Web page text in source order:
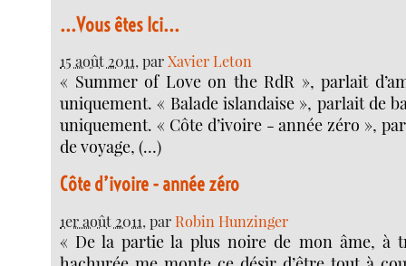
...Vous êtes Ici...
15 août 2011, parXavier Leton
« Summer of Love on the RdR », parlait
uniquement. « Balade islandaise », parlait de
uniquement. « Côte d’ivoire - année zéro »,
de voyage, (…)
Côte d’ivoire - année zéro
1er août 2011, par Robin Hunzinger
« De la partie la plus noire de mon âme, à